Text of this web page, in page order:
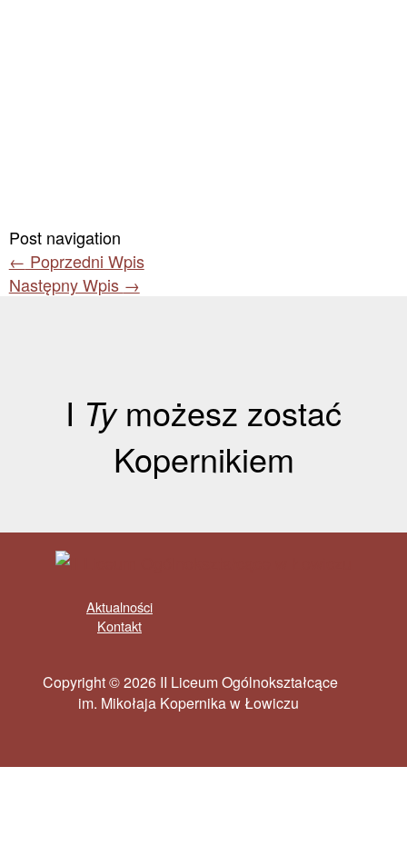
Post navigation
← Poprzedni Wpis
Następny Wpis →
I Tymożesz zostać
Kopernikiem
Aktualności
Kontakt
Copyright © 2026 II Liceum Ogólnokształcące
im. Mikołaja Kopernika w Łowiczu